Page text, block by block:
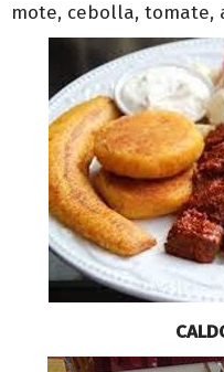
mote, cebolla, tomate,